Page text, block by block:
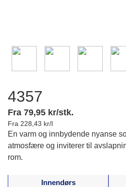
4357
Fra 79,95 kr/stk.
Fra 228,43 kr/l
En varm og innbydende nyanse
atmosfære og inviterer til
rom.
Innendørs